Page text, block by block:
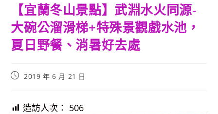
【宜蘭冬山景點】武淵水火同源-
大碗公溜滑梯+特殊景觀戲水池，
夏日野餐、消暑好去處
Post2019 年 6 月 21 日
造訪人次： 506